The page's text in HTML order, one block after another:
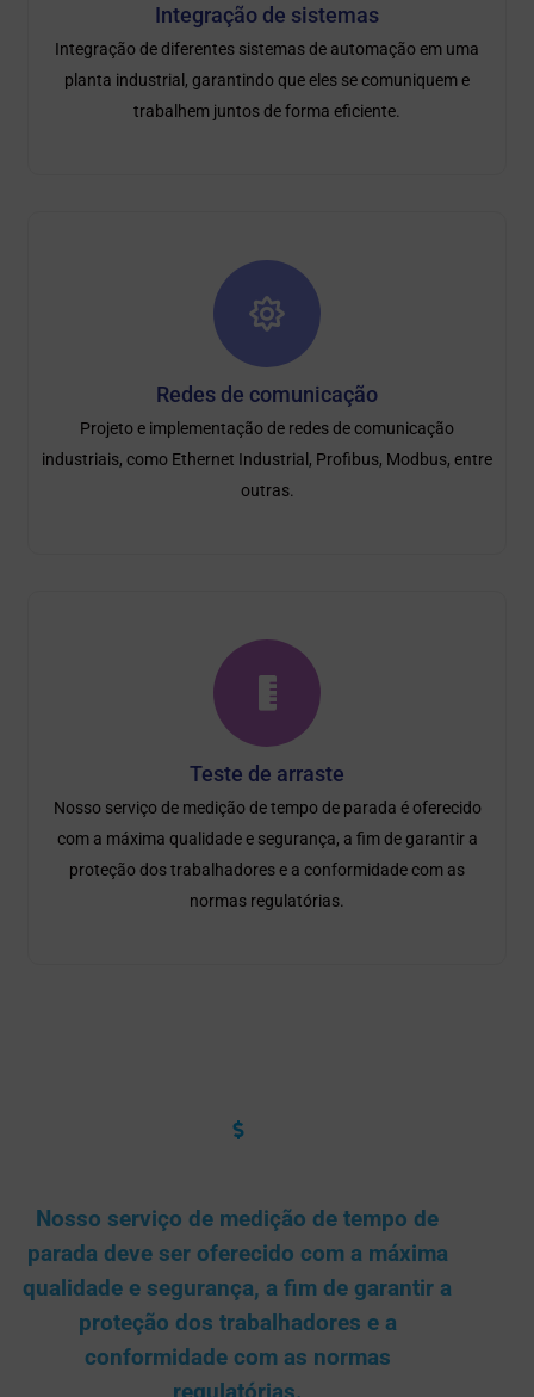
Integração de sistemas
Integração de diferentes sistemas de automação em uma
planta industrial, garantindo que eles se comuniquem e
trabalhem juntos de forma eficiente.
Redes de comunicação
Projeto e implementação de redes de comunicação
industriais, como Ethernet Industrial, Profibus, Modbus, entre
outras.
Teste de arraste
Nosso serviço de medição de tempo de parada é oferecido
com a máxima qualidade e segurança, a fim de garantir a
proteção dos trabalhadores e a conformidade com as
normas regulatórias.
Nosso serviço de medição de tempo de
parada deve ser oferecido com a máxima
qualidade e segurança, a fim de garantir a
proteção dos trabalhadores e a
conformidade com as normas
regulatórias.